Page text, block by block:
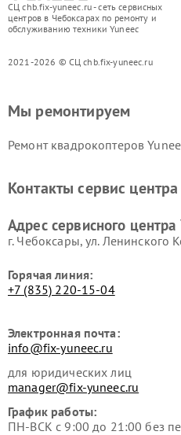
СЦ chb.fix-yuneec.ru - сеть сервисных
центров в Чебоксарах по ремонту и
обслуживанию техники Yuneec
2021-2026 © СЦ chb.fix-yuneec.ru
Мы ремонтируем
Ремонт квадрокоптеров
Контакты сервис центра
Адрес сервисного центра
г. Чебоксары, ул. Ленинского
Горячая линия:
+7 (835) 220-15-04
Электронная почта:
info@fix-yuneec.ru
для юридических лиц
manager@fix-yuneec.ru
График работы:
ПН-ВСК с 9:00 до 21:00 без